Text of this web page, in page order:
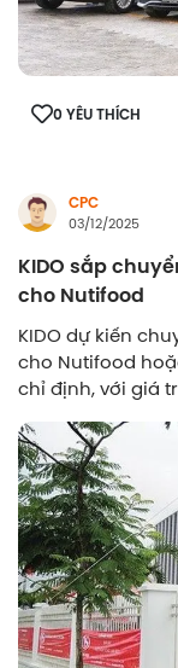
0 YÊU THÍCH
CPC
03/12/2025
KIDO sắp
cho Nutifood
KIDO dự kiến
cho Nutifood
chỉ định, với giá